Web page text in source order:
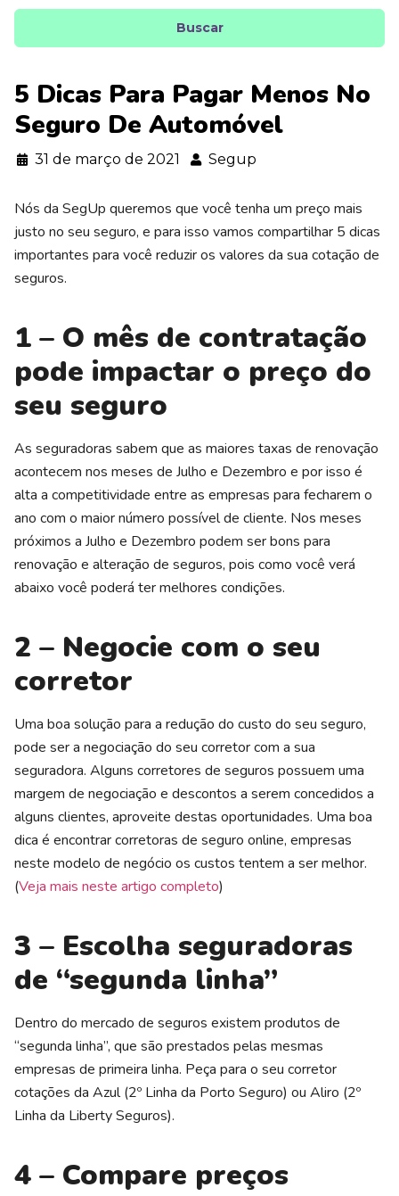
Buscar
5 Dicas Para Pagar Menos No
Seguro De Automóvel
31 de março de 2021 Segup
Nós da SegUp queremos que você tenha um preço mais
justo no seu seguro, e para isso vamos compartilhar 5 dicas
importantes para você reduzir os valores da sua cotação de
seguros.
1 – O mês de contratação
pode impactar o preço do
seu seguro
As seguradoras sabem que as maiores taxas de renovação
acontecem nos meses de Julho e Dezembro e por isso é
alta a competitividade entre as empresas para fecharem o
ano com o maior número possível de cliente. Nos meses
próximos a Julho e Dezembro podem ser bons para
renovação e alteração de seguros, pois como você verá
abaixo você poderá ter melhores condições.
2 – Negocie com o seu
corretor
Uma boa solução para a redução do custo do seu seguro,
pode ser a negociação do seu corretor com a sua
seguradora. Alguns corretores de seguros possuem uma
margem de negociação e descontos a serem concedidos a
alguns clientes, aproveite destas oportunidades. Uma boa
dica é encontrar corretoras de seguro online, empresas
neste modelo de negócio os custos tentem a ser melhor.
(Veja mais neste artigo completo)
3 – Escolha seguradoras
de “segunda linha”
Dentro do mercado de seguros existem produtos de
“segunda linha”, que são prestados pelas mesmas
empresas de primeira linha. Peça para o seu corretor
cotações da Azul (2º Linha da Porto Seguro) ou Aliro (2º
Linha da Liberty Seguros).
4 – Compare preços